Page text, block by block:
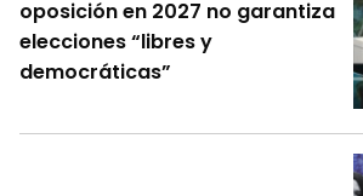
oposición en 2027 no garantiza
elecciones “libres y
democráticas”